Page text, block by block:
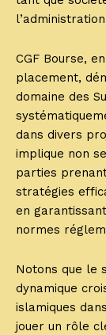
CGF Bourse,
placement,
domaine des
dans divers
implique non
parties
stratégies
en
normes
Notons que le
dynamique
islamiques
jouer un rôle